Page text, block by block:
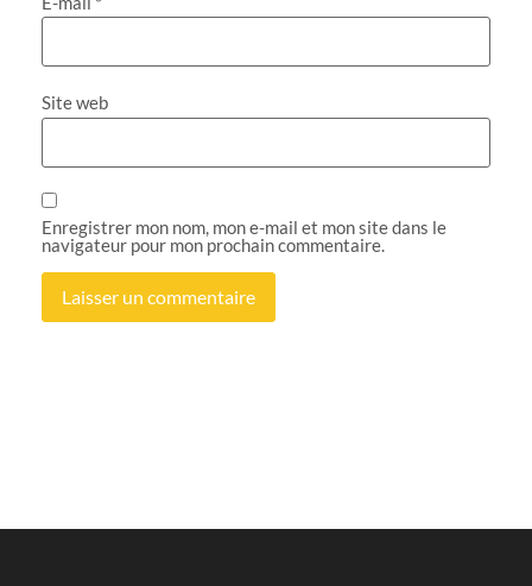
Site web
Enregistrer mon nom, mon e-mail et mon site dans le
navigateur pour mon prochain commentaire.